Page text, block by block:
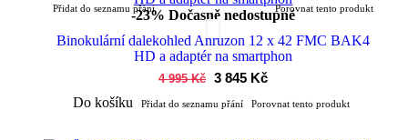
-23% Dočasně nedostupné
Přidat do seznamu přání Porovnat tento produkt
Binokulární dalekohled Anruzon 12 x 42 FMC BAK4
HD a adaptér na smartphon
4 995 Kč 3 845 Kč
Do košíku
Přidat do seznamu přání Porovnat tento produkt